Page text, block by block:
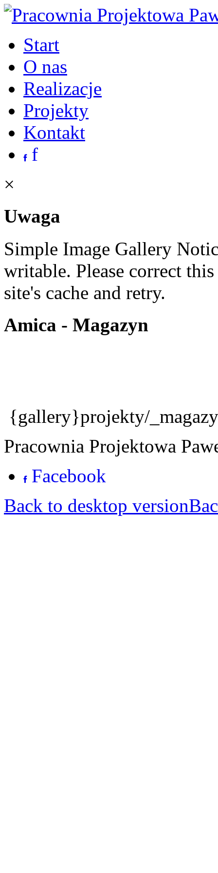
Start
O nas
Realizacje
Projekty
Kontakt
f
×
Uwaga
Simple Image Gallery
writable. Please correct
site's cache and retry.
Amica - Magazyn
{gallery}projekty/
Pracownia Projektowa
Facebook
Back to desktop version